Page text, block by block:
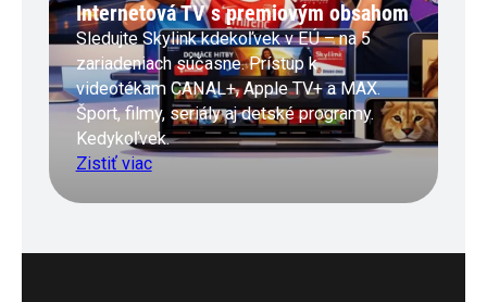
Internetová TV s premiovým obsahom
Sledujte Skylink kdekoľvek v EÚ – na 5
zariadeniach súčasne. Prístup k
videotékam CANAL+, Apple TV+ a MAX.
Šport, filmy, seriály aj detské programy.
Kedykoľvek.
Zistiť viac